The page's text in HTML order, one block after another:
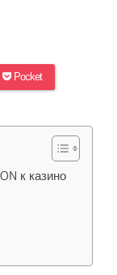
Pocket
к казино